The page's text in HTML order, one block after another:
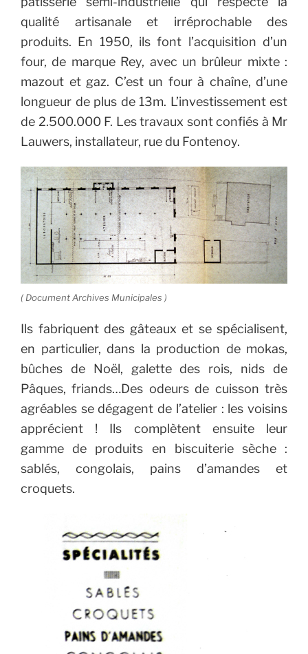
qualité artisanale et irréprochable des
produits. En 1950, ils font l’acquisition d’un
four, de marque Rey, avec un brûleur mixte :
mazout et gaz. C’est un four à chaîne, d’une
longueur de plus de 13m. L’investissement est
de 2.500.000 F. Les travaux sont confiés à Mr
Lauwers, installateur, rue du Fontenoy.
( Document Archives Municipales )
Ils fabriquent des gâteaux et se spécialisent,
en particulier, dans la production de mokas,
bûches de Noël, galette des rois, nids de
Pâques, friands…Des odeurs de cuisson très
agréables se dégagent de l’atelier : les voisins
apprécient ! Ils complètent ensuite leur
gamme de produits en biscuiterie sèche :
sablés, congolais, pains d’amandes et
croquets.